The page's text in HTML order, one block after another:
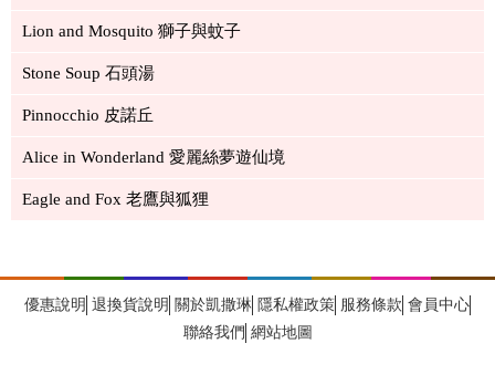
Lion and Mosquito 獅子與蚊子
Stone Soup 石頭湯
Pinnocchio 皮諾丘
Alice in Wonderland 愛麗絲夢遊仙境
Eagle and Fox 老鷹與狐狸
優惠說明 退換貨說明 關於凱撒琳 隱私權政策 服務條款 會員中心
聯絡我們 網站地圖